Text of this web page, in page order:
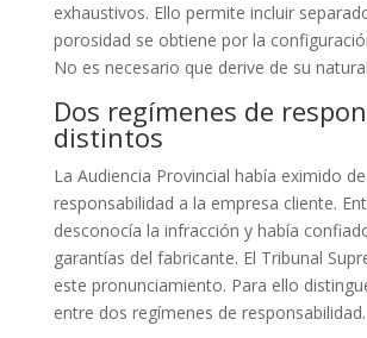
exhaustivos. Ello permite incluir
porosidad se obtiene por la
No es necesario que derive de su
Dos regímenes de
distintos
La Audiencia Provincial había eximido de
responsabilidad a la empresa cliente.
desconocía la infracción y había
garantías del fabricante. El Tribunal
este pronunciamiento. Para ello
entre dos regímenes de responsabilidad.